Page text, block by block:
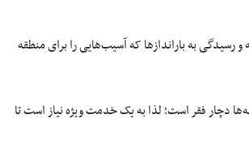
به بارانداز‌ها که آسیب‌هایی را برای منطقه
دچار فقر است؛ لذا به یک خدمت ویژه نیاز است تا